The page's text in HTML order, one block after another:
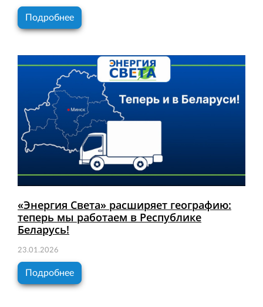
Подробнее
«Энергия Света» расширяет географию:
теперь мы работаем в Республике
Беларусь!
23.01.2026
Подробнее